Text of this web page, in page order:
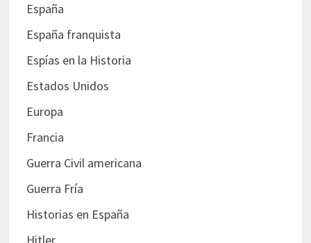
España
España franquista
Espías en la Historia
Estados Unidos
Europa
Francia
Guerra Civil americana
Guerra Fría
Historias en España